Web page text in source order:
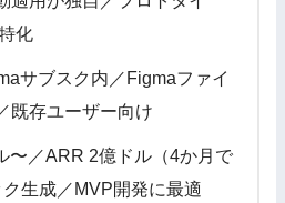
化
サブスク内／Figmaファイ
既存ユーザー向け
〜／ARR 2億ドル（4か月で
生成／MVP開発に最適